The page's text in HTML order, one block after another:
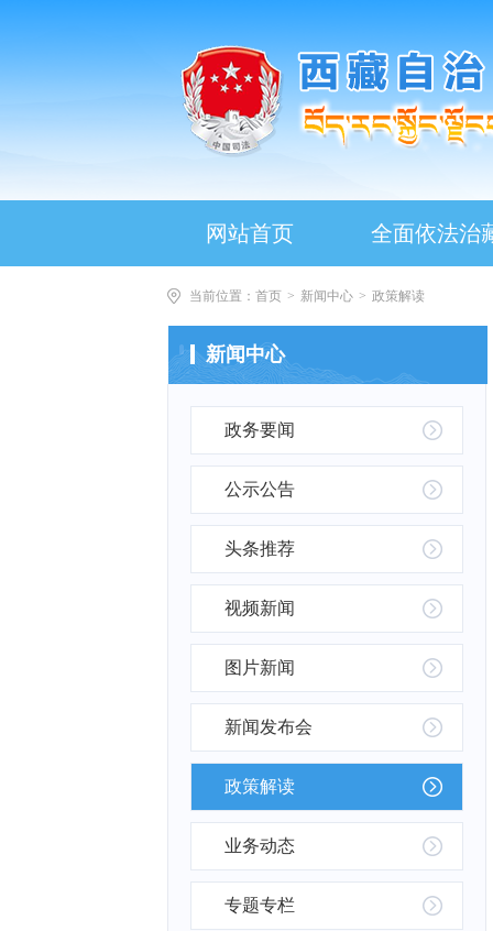
网站首页 全面依法治
当前位置： 首页 > 新闻中心 > 政策解读
新闻中心
政务要闻
公示公告
头条推荐
视频新闻
图片新闻
新闻发布会
政策解读
业务动态
专题专栏